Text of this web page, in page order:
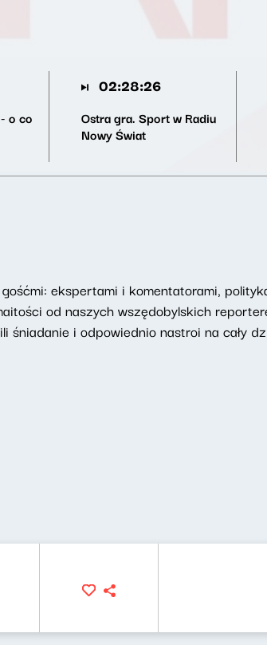
o co
02:28:26
Ostra gra. Sport w Radiu
Nowy Świat
ekspertami i komentatorami,
od naszych wszędobylskich
śniadanie i odpowiednio nastroi na cały